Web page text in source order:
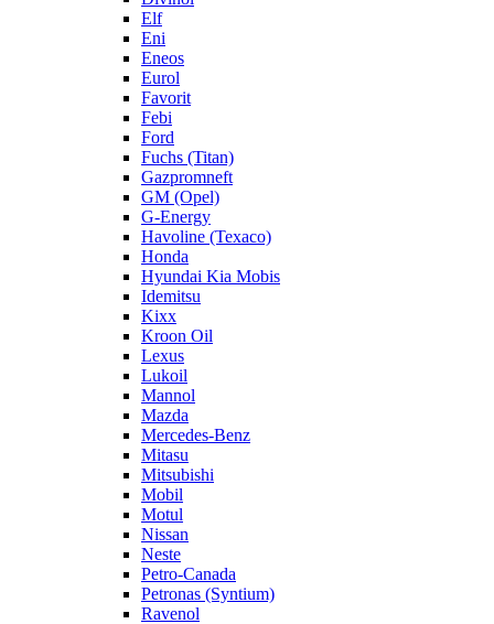
Elf
Eni
Eneos
Eurol
Favorit
Febi
Ford
Fuchs (Titan)
Gazpromneft
GM (Opel)
G-Energy
Havoline (Texaco)
Honda
Hyundai Kia Mobis
Idemitsu
Kixx
Kroon Oil
Lexus
Lukoil
Mannol
Mazda
Mercedes-Benz
Mitasu
Mitsubishi
Mobil
Motul
Nissan
Neste
Petro-Canada
Petronas (Syntium)
Ravenol